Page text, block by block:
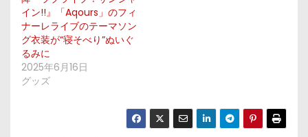
イン!!』「Aqours」のフィ
ナーレライブのテーマソン
グ衣装が“寝そべり”ぬいぐ
るみに
2025年6月16日
グッズ